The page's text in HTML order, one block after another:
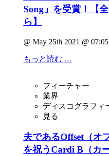
Song」を受賞！【
ら】
@ May 25th 2021 @
もっと読む …
フィーチャー
業界
ディスコグラフィ
見る
夫であるOffset（オ
を祝うCardi B（カ